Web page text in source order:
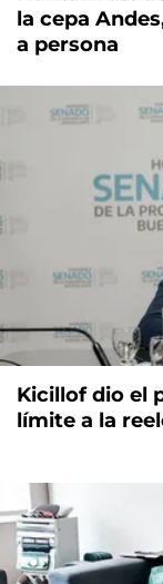
la cepa
a persona
Kicillof dio el
límite a la